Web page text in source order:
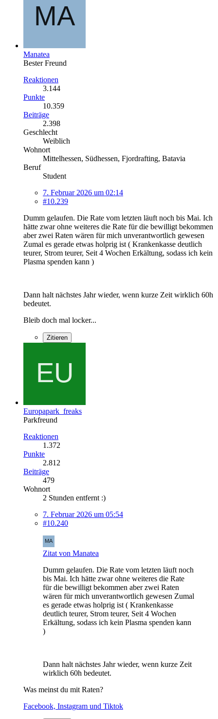
Manatea
Bester Freund
Reaktionen
3.144
Punkte
10.359
Beiträge
2.398
Geschlecht
Weiblich
Wohnort
Mittelhessen, Südhessen, Fjordrafting, Batavia
Beruf
Student
7. Februar 2026 um 02:14
#10.239
Dumm gelaufen. Die Rate vom letzten läuft noch bis Mai. Ich
hätte zwar ohne weiteres die Rate für die bewilligt bekommen
aber zwei Raten wären für mich unverantwortlich gewesen
Zumal es gerade etwas holprig ist ( Krankenkasse deutlich
teurer, Strom teurer, Seit 4 Wochen Erkältung, sodass ich kein
Plasma spenden kann )
Dann halt nächstes Jahr wieder, wenn kurze Zeit wirklich 60h
bedeutet.
Bleib doch mal locker...
Zitieren
Europapark_freaks
Parkfreund
Reaktionen
1.372
Punkte
2.812
Beiträge
479
Wohnort
2 Stunden entfernt :)
7. Februar 2026 um 05:54
#10.240
Zitat von Manatea
Dumm gelaufen. Die Rate vom letzten läuft noch
bis Mai. Ich hätte zwar ohne weiteres die Rate
für die bewilligt bekommen aber zwei Raten
wären für mich unverantwortlich gewesen Zumal
es gerade etwas holprig ist ( Krankenkasse
deutlich teurer, Strom teurer, Seit 4 Wochen
Erkältung, sodass ich kein Plasma spenden kann
)
Dann halt nächstes Jahr wieder, wenn kurze Zeit
wirklich 60h bedeutet.
Was meinst du mit Raten?
Facebook, Instagram und Tiktok